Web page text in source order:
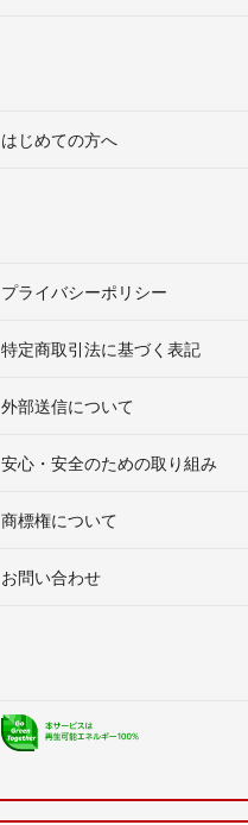
はじめての方へ
プライバシーポリシー
特定商取引法に基づく表記
外部送信について
安心・安全のための取り組み
商標権について
お問い合わせ